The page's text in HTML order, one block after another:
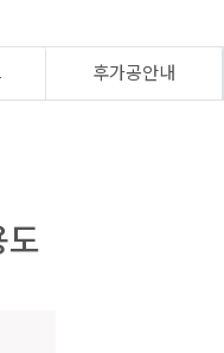
후가공안내